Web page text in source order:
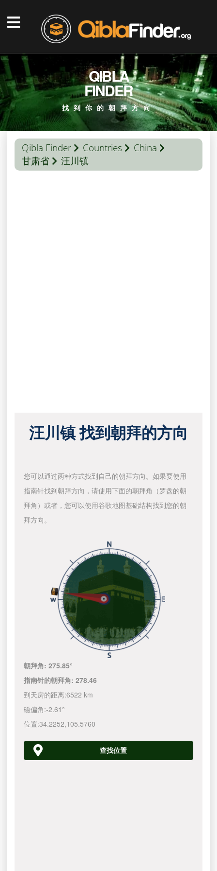
QIBLA
FINDER
找到你的朝拜方向
Qibla Finder Countries
China
甘肃省
汪川镇
汪川镇 找到朝拜的方向
您可以通过两种方式找到自己的朝拜方向。如果要使用
指南针找到朝拜方向，请使用下面的朝拜角（罗盘的朝
拜角）或者，您可以使用谷歌地图基础结构找到您的朝
拜方向。
朝拜角:275.85°
指南针的朝拜角:278.46
到天房的距离:6522 km
磁偏角:-2.61°
位置:34.2252,105.5760
查找位置